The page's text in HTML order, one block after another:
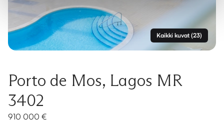
Kaikki kuvat (23)
Porto de Mos, Lagos MR
3402
910 000 €